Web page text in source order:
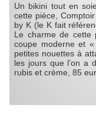
Un bikini tout en
cette pièce,
by K (le K fait
Le charme de cette
coupe moderne et
petites nouettes à
les jours que l’on a
rubis et crème, 85